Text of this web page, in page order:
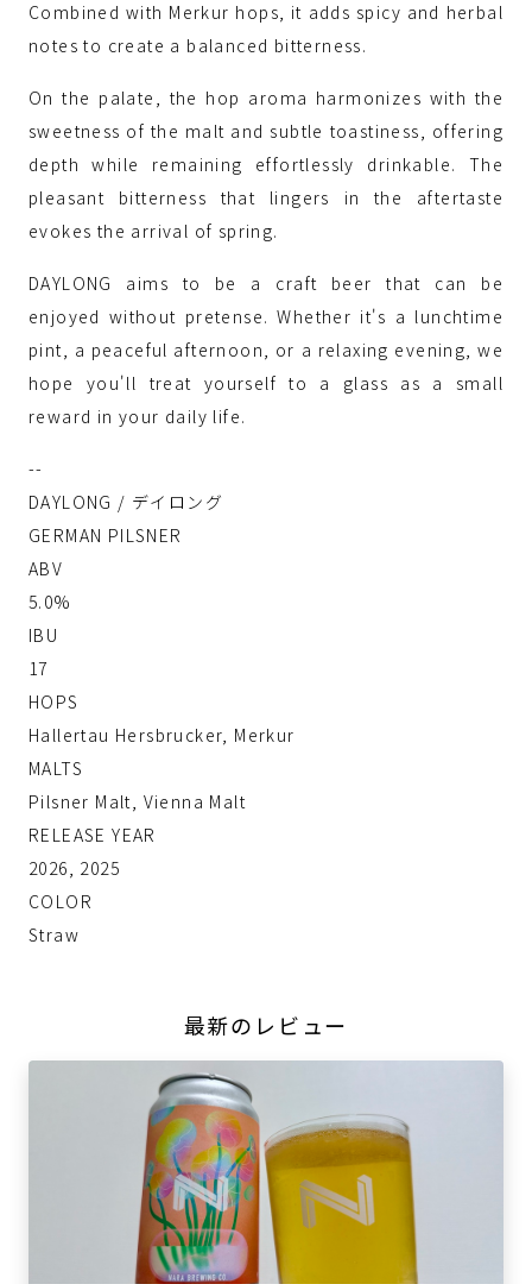
Combined with Merkur hops, it adds spicy and herbal
notes to create a balanced bitterness.
On the palate, the hop aroma harmonizes with the
sweetness of the malt and subtle toastiness, offering
depth while remaining effortlessly drinkable. The
pleasant bitterness that lingers in the aftertaste
evokes the arrival of spring.
DAYLONG aims to be a craft beer that can be
enjoyed without pretense. Whether it's a lunchtime
pint, a peaceful afternoon, or a relaxing evening, we
hope you'll treat yourself to a glass as a small
reward in your daily life.
--
DAYLONG / デイロング
GERMAN PILSNER
ABV
5.0%
IBU
17
HOPS
Hallertau Hersbrucker, Merkur
MALTS
Pilsner Malt, Vienna Malt
RELEASE YEAR
2026, 2025
COLOR
Straw
最新のレビュー